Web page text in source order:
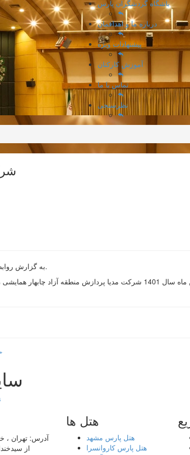
باشگاه گردشگران پارس
درباره ما و اهدافمان
پیشنهادات ویژه
آموزش کارکنان
تماس با ما
نظرسنجی
به گزارش روابط عمومی هتل پارس کرمان؛ هتل پارس کرمان میزبان همایش شرکت مدیا پردازش منطقه آزاد چابهار بود.
روز سه شنبه مورخ 25 بهمن ماه سال 1401 شرکت مدیا
هتل ها
هتل پارس مشهد
هتل پارس کاروانسرا
آدرس: تهران ،
از